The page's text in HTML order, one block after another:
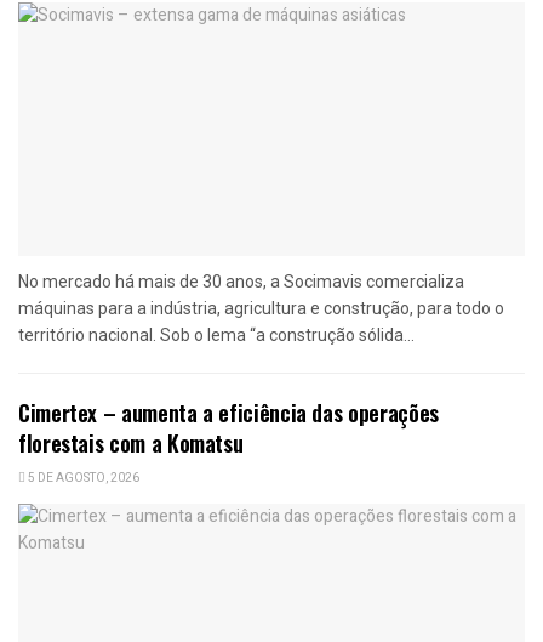
No mercado há mais de 30 anos, a Socimavis comercializa
máquinas para a indústria, agricultura e construção, para todo o
território nacional. Sob o lema “a construção sólida...
Cimertex – aumenta a eficiência das operações
florestais com a Komatsu
5 DE AGOSTO, 2026